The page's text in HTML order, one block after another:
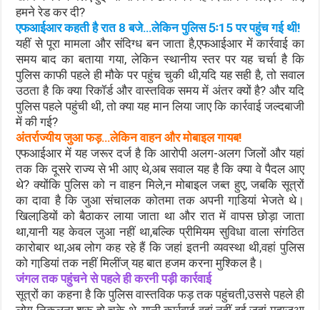
हमने रेड कर दी?
एफआईआर कहती है रात 8 बजे…लेकिन पुलिस 5ः15 पर पहुंच गई थी!
यहीं से पूरा मामला और संदिग्ध बन जाता है,एफआईआर में कार्रवाई का
समय बाद का बताया गया, लेकिन स्थानीय स्तर पर यह चर्चा है कि
पुलिस काफी पहले ही मौके पर पहुंच चुकी थी,यदि यह सही है, तो सवाल
उठता है कि क्या रिकॉर्ड और वास्तविक समय में अंतर क्यों है? और यदि
पुलिस पहले पहुंची थी, तो क्या यह मान लिया जाए कि कार्रवाई जल्दबाजी
में की गई?
अंतर्राज्यीय जुआ फड़…लेकिन वाहन और मोबाइल गायब!
एफआईआर में यह जरूर दर्ज है कि आरोपी अलग-अलग जिलों और यहां
तक कि दूसरे राज्य से भी आए थे,अब सवाल यह है कि क्या वे पैदल आए
थे? क्योंकि पुलिस को न वाहन मिले,न मोबाइल जब्त हुए, जबकि सूत्रों
का दावा है कि जुआ संचालक कोतमा तक अपनी गाडि़यां भेजते थे।
खिलाडि़यों को बैठाकर लाया जाता था और रात में वापस छोड़ा जाता
था,यानी यह केवल जुआ नहीं था,बल्कि प्रीमियम सुविधा वाला संगठित
कारोबार था,अब लोग कह रहे हैं कि जहां इतनी व्यवस्था थी,वहां पुलिस
को गाडि़यां तक नहीं मिलींज् यह बात हजम करना मुश्किल है।
जंगल तक पहुंचने से पहले ही करनी पड़ी कार्रवाई
सूत्रों का कहना है कि पुलिस वास्तविक फड़ तक पहुंचती,उससे पहले ही